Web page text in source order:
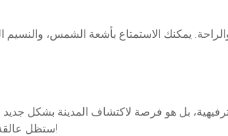
يمكنك الاستمتاع بأشعة الشمس،
بل هو فرصة لاكتشاف المدينة بشكل
ستظل عالقة في ذاكرتك. احجز يختك اليوم واستعد لمغامرة فريدة على مياه الخليج العربي!